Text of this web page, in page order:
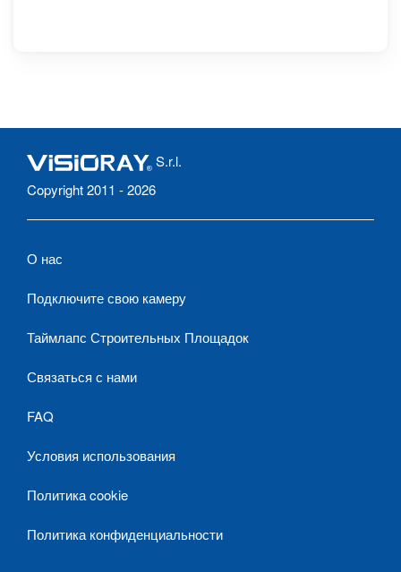
S.r.l.
Copyright 2011 - 2026
О нас
Подключите свою камеру
Таймлапс Строительных Площадок
Связаться с нами
FAQ
Условия использования
Политика cookie
Политика конфиденциальности